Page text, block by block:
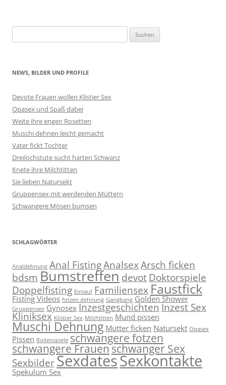
nach:
NEWS, BILDER UND PROFILE
Devote Frauen wollen Klistier Sex
Opasex und Spaß dabei
Weite ihre engen Rosetten
Muschi dehnen leicht gemacht
Vater fickt Tochter
Dreilochstute sucht harten Schwanz
Knete ihre Milchtitten
Sie lieben Natursekt
Gruppensex mit werdenden Müttern
Schwangere Mösen bumsen
SCHLAGWÖRTER
Analdehnung Anal FistingAnalsex Arsch ficken
bdsm Bumstreffen devot Doktorspiele
Doppelfisting Einlauf Familiensex Faustfick
Fisting Videos fotzen dehnung Gangbang Golden Shower
Gruppensex GynosexInzestgeschichtenInzest Sex
Kliniksex Klistier Sex Milchtitten Mund pissen
Muschi Dehnung Mutter ficken Natursekt Opasex
Pissen Rollenspiele schwangere fotzen
schwangere Frauenschwanger Sex
SexbilderSexdatesSexkontakte
Spekulum Sex